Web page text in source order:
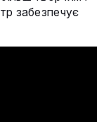
забезпечує